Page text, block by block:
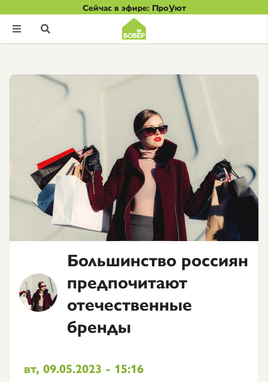
Сейчас в эфире: ПроУют
 
Большинство россиян
предпочитают
отечественные
бренды
вт, 09.05.2023 - 15:16